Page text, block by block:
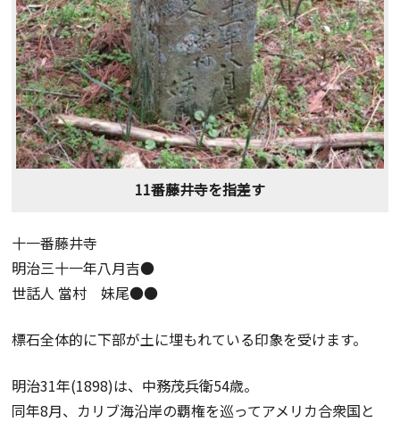
11番藤井寺を指差す
十一番藤井寺
明治三十一年八月吉●
世話人 當村 妹尾●●
標石全体的に下部が土に埋もれている印象を受けます。
明治31年(1898)は、中務茂兵衛54歳。
同年8月、カリブ海沿岸の覇権を巡ってアメリカ合衆国と